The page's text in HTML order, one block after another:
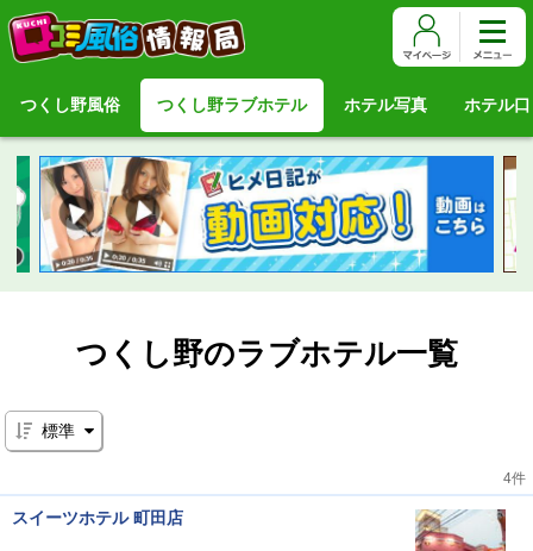
つくし野風俗 つくし野ラブホテル ホテル写真 ホテル
つくし野のラブホテル一覧
標準
4件
スイーツホテル 町田店